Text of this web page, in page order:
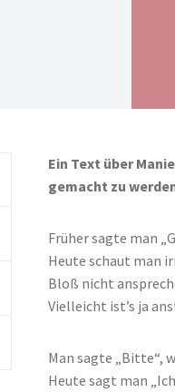
Ein Text über
gemacht zu
Früher sagte man
Heute schaut man
Bloß nicht
Vielleicht ist’s ja
Man sagte „Bitte“,
Heute sagt man